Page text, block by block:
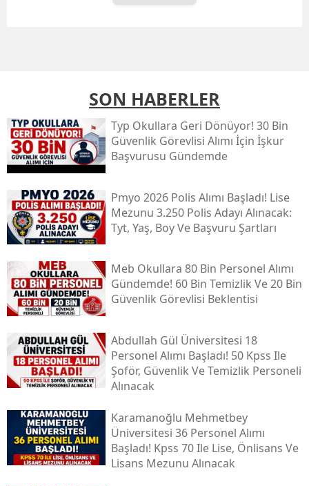
SON HABERLER
Typ Okullara Geri Dönüyor! 30 Bin
Güvenlik Görevlisi Alımı İçin İşkur
Başvurusu Gündemde
Pmyo 2026 Polis Alımı Başladı! Lise
Mezunu 3.250 Polis Adayı Alınacak:
Tyt, Yaş, Boy Ve Başvuru Şartları
Meb Okullara 80 Bin Personel Alımı
Gündemde! 60 Bin Temizlik Ve 20 Bin
Güvenlik Görevlisi Beklentisi
Abdullah Gül Üniversitesi 18
Personel Alımı Başladı! 50 Kpss Ile
Şoför, Güvenlik Ve Temizlik Personeli
Alınacak
Karamanoğlu Mehmetbey
Üniversitesi 36 Personel Alımı
Başladı! Kpss 70 Ile Lise, Önlisans Ve
Lisans Mezunu Alınacak